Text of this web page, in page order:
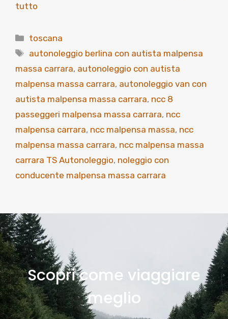
tutto
Categorie
toscana
Tag
autonoleggio berlina con autista malpensa
massa carrara, autonoleggio con autista
malpensa massa carrara, autonoleggio van con
autista malpensa massa carrara, ncc 8
passeggeri malpensa massa carrara, ncc
malpensa carrara, ncc malpensa massa, ncc
malpensa massa carrara, ncc malpensa massa
carrara TS Autonoleggio, noleggio con
conducente malpensa massa carrara
Scopri come viaggiare
meglio